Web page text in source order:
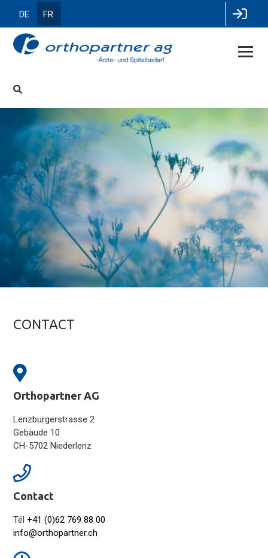
DE FR
CONTACT
Orthopartner AG
Lenzburgerstrasse 2
Gebäude 10
CH-5702 Niederlenz
Contact
Tél+41 (0)62 769 88 00
info@orthopartner.ch